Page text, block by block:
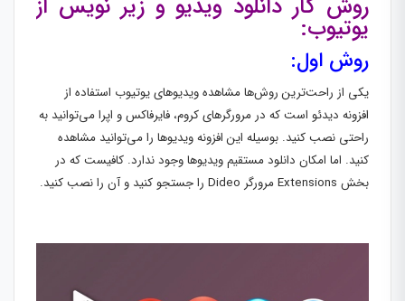
روش کار دانلود ویدیو و زیر نویس از
یوتیوب:
روش اول:
یکی از راحت‌ترین روش‌ها مشاهده ویدیوهای یوتیوب استفاده از
افزونه دیدئو است که در مرورگرهای کروم، فایرفاکس و اپرا می‌توانید به
راحتی نصب کنید. بوسیله این افزونه ویدیوها را می‌توانید مشاهده
کنید. اما امکان دانلود مستقیم ویدیوها وجود ندارد. کافیست که در
بخش Extensions مرورگر Dideo را جستجو کنید و آن را نصب کنید.